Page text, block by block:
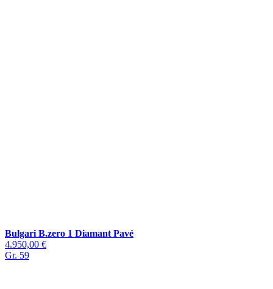
Bulgari B.zero 1 Diamant Pavé
4.950,00 €
Gr. 59